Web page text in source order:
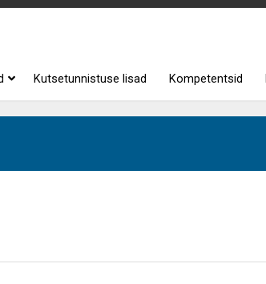
Kutsetunnistuse lisad Kompetentsid